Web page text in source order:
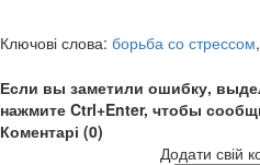
Ключові слова: борьба со стрессом,
Если вы заметили ошибку,
нажмите Ctrl+Enter, чтобы
Коментарі (0)
Додати свій